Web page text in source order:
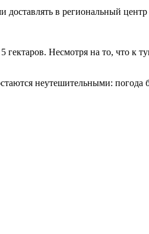
доставлять в региональный
гектаров. Несмотря на то, что к
неутешительными: погода